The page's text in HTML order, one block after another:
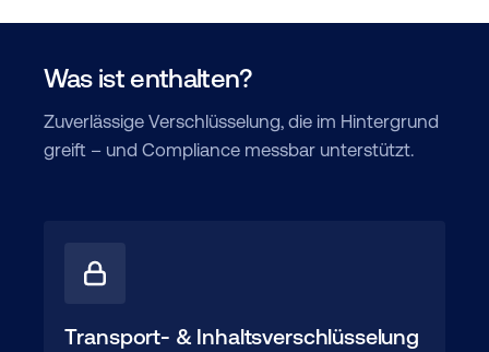
Was ist enthalten?
Zuverlässige Verschlüsselung, die im Hintergrund
greift – und Compliance messbar unterstützt.
Transport- & Inhaltsverschlüsselung